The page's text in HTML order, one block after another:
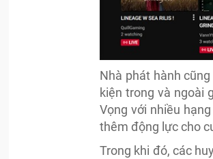
Nhà phát hành
kiện trong và ngoài
Vọng với nhiều
thêm động lực cho
Trong khi đó, các